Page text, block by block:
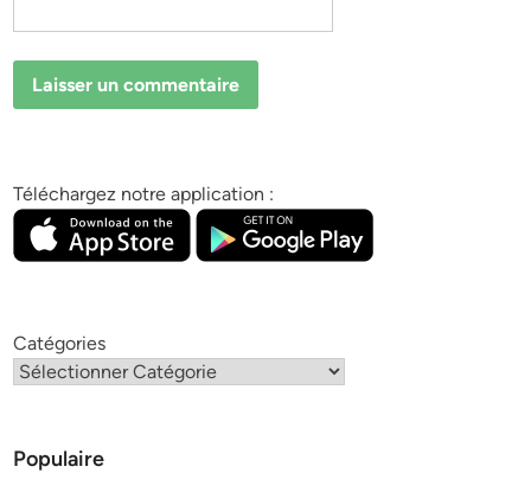
Téléchargez notre application :
Catégories
Populaire